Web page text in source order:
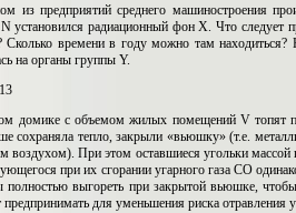
из предприятий среднего машиностроения
установился радиационный фон Х. Что следует
Сколько времени в году можно там находиться?
на органы группы Y.
домике с объемом жилых помещений V топят
сохраняла тепло, закрыли «вьюшку» (т.е.
воздухом). При этом оставшиеся угольки массой
при их сгорании угарного газа СО
выгореть при закрытой вьюшке,
предпринимать для уменьшения риска отравления